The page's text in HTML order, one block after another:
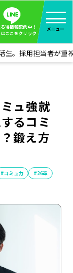
得情報配信中！
ここをクリック
メニュー
全て見る
査！
全て見る
成功談
全て見る
みた
全て見る
べきこと
生。採用担当者が
ュ強就
るコミ
鍛え方
#コミュ力 #26卒